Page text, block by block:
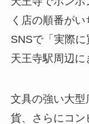
く店の順番がい
SNSで「実際
天王寺駅周辺
文具の強い大
貨、さらにコ